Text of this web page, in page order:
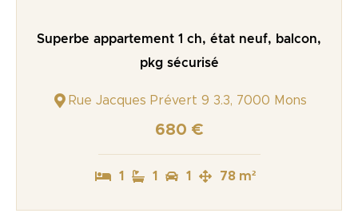
Superbe appartement 1 ch, état neuf, balcon,
pkg sécurisé
Rue Jacques Prévert 9 3.3, 7000 Mons
680 €
1 1 1 78 m²